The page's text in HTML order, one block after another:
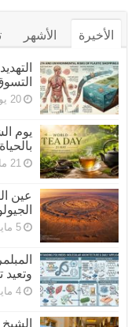
الأخيرة الأشهر
20 يونيو، 2026
يوم
21 مايو، 2026
عين
5 مايو، 2026
وتعيد
4 مايو، 2026